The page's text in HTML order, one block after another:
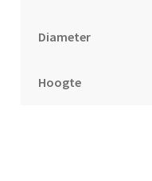
Diameter
Hoogte